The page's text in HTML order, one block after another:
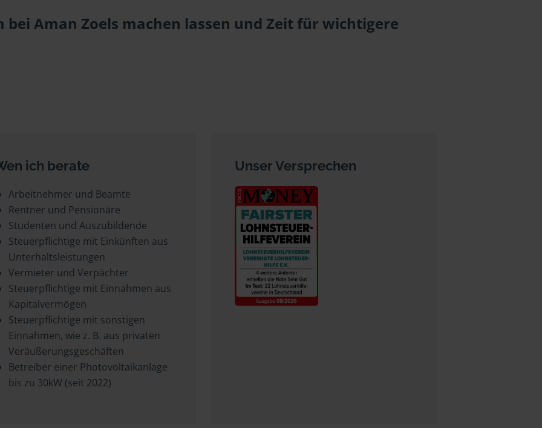
Aman Zoels machen lassen und Zeit für wichtigere
ich berate
Arbeitnehmer und Beamte
Rentner und Pensionäre
Studenten und Auszubildende
Steuerpflichtige mit Einkünften aus
Unterhaltsleistungen
Vermieter und Verpächter
Steuerpflichtige mit Einnahmen aus
Kapitalvermögen
Steuerpflichtige mit sonstigen
Einnahmen, wie z. B. aus privaten
Veräußerungsgeschäften
Betreiber einer Photovoltaikanlage
bis zu 30kW (seit 2022)
Unser Versprechen